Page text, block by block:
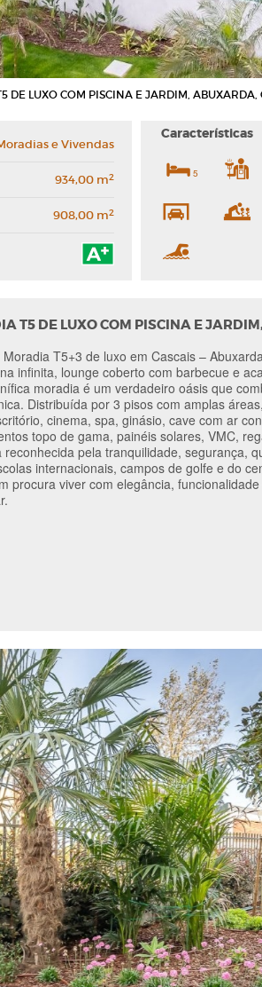
DE LUXO COM PISCINA E JARDIM, ABUXARDA,
e Vivendas
934,00 m2
908,00 m2
Características
5
T5 DE LUXO COM PISCINA E
Moradia T5+3 de luxo em Cascais –
infinita, lounge coberto com barbecue e
moradia é um verdadeiro oásis que
Distribuída por 3 pisos com amplas
cinema, spa, ginásio, cave com ar
topo de gama, painéis solares, VMC,
reconhecida pela tranquilidade, segurança,
internacionais, campos de golfe e do
procura viver com elegância,